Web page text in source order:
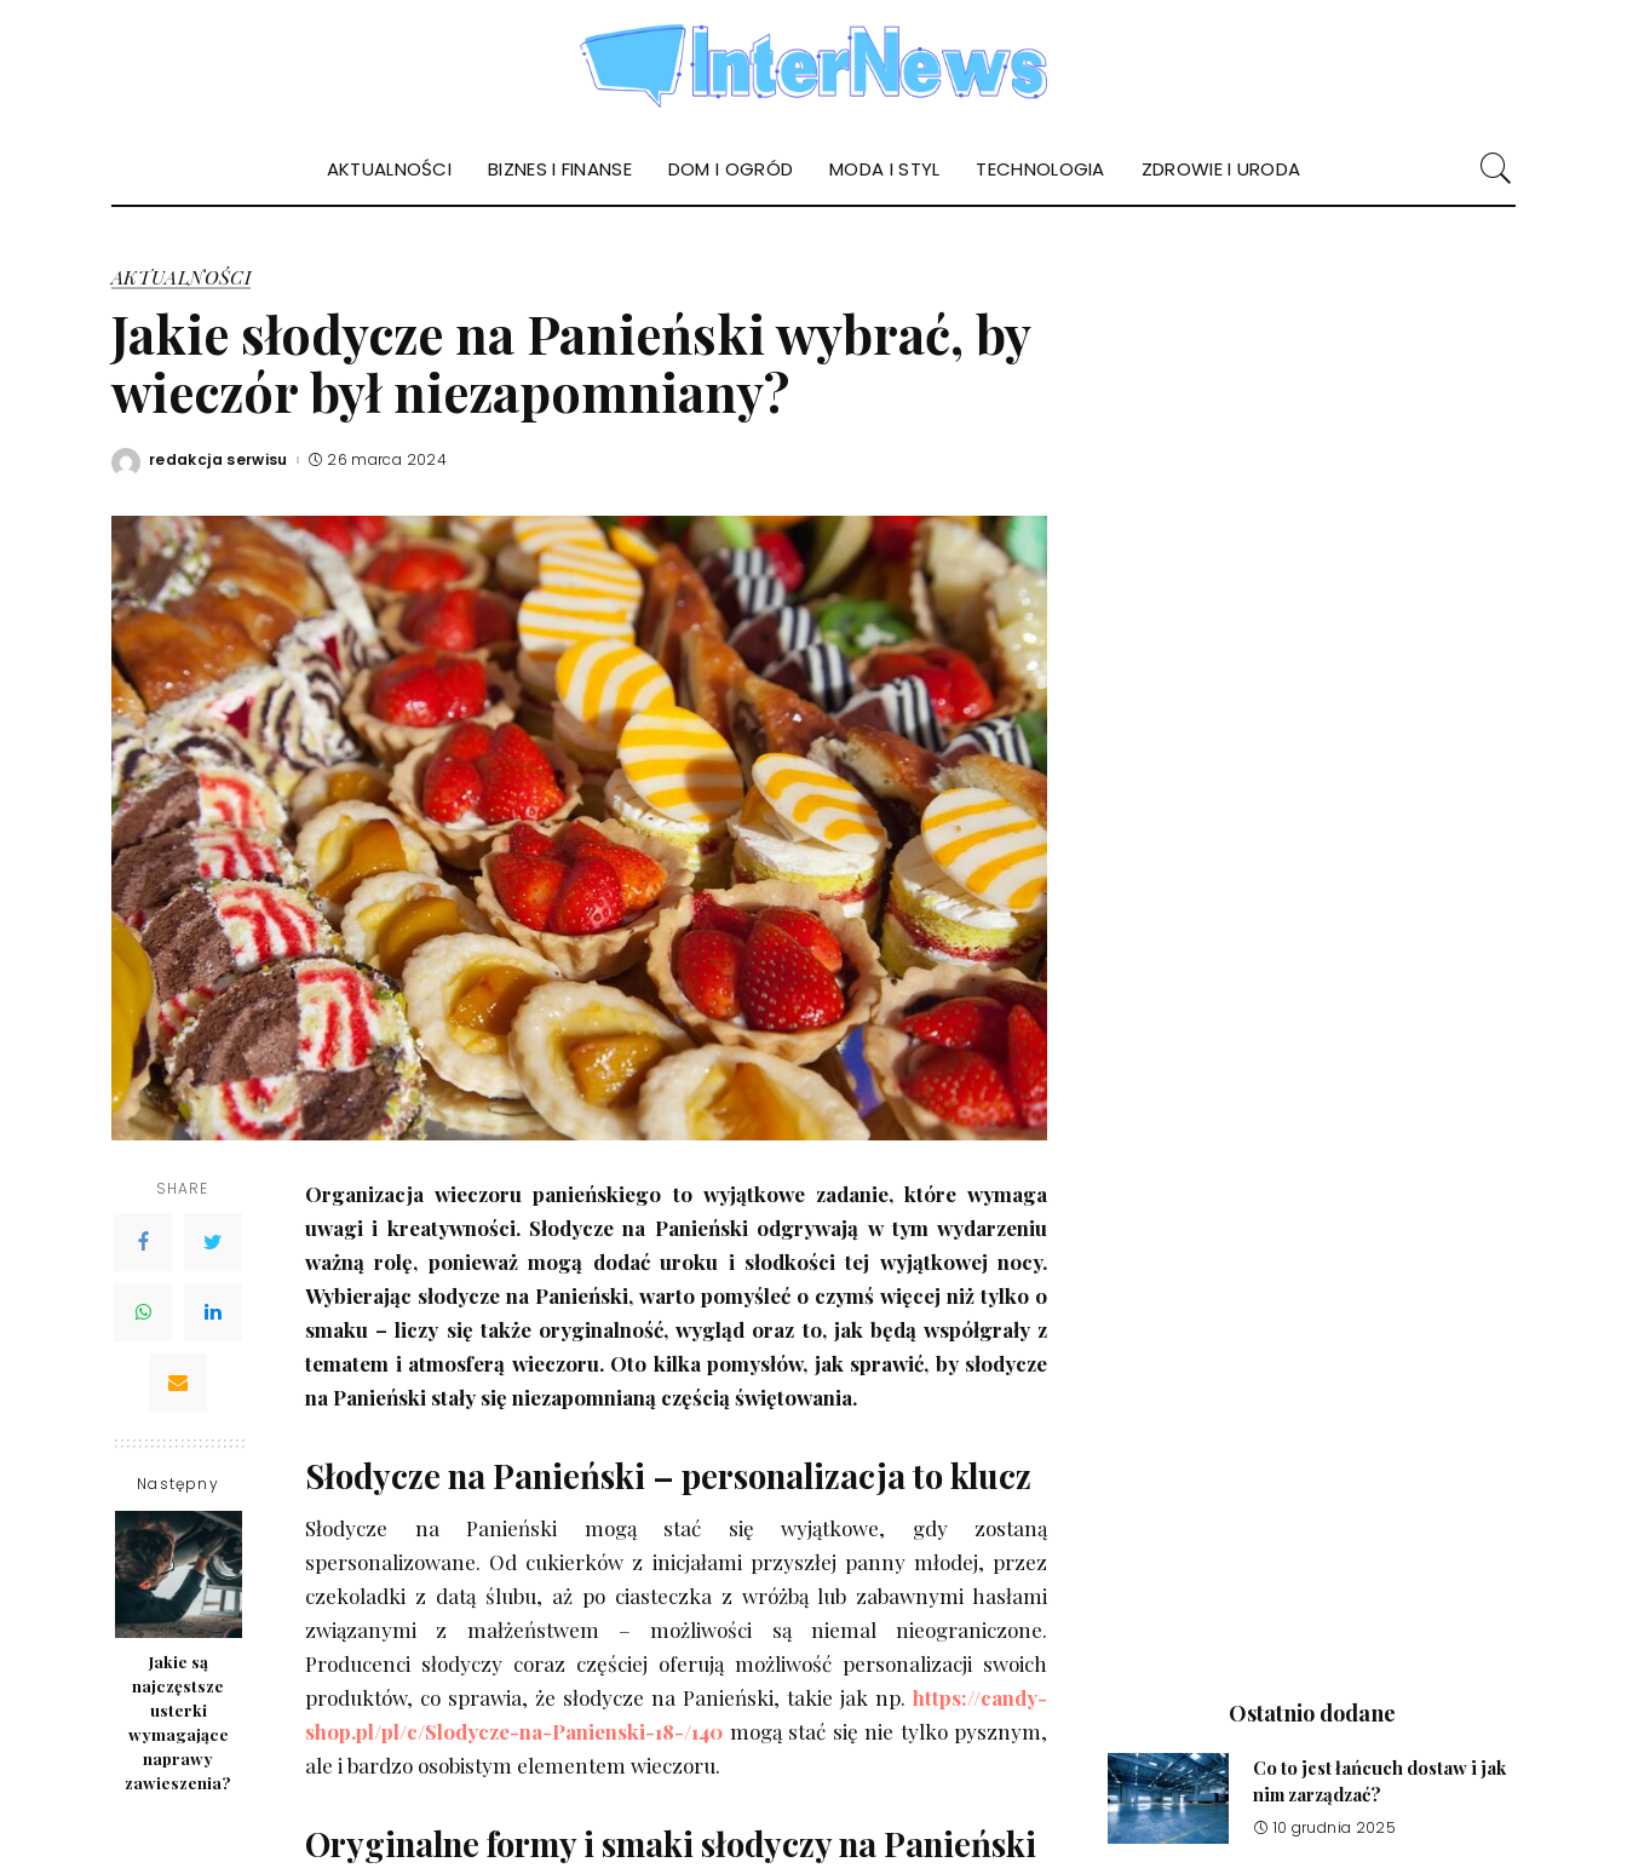
AKTUALNOŚCI BIZNES I FINANSE DOM I OGRÓD MODA I STYL TECHNOLOGIA ZDROWIE I URODA
AKTUALNOŚCI
Jakie słodycze na Panieński wybrać, by
wieczór był niezapomniany?
Posted
redakcja serwisu 26 marca 2024
SHARE
Następny
Jakie są
najczęstsze
usterki
wymagające
naprawy
zawieszenia?
Organizacja wieczoru panieńskiego to wyjątkowe zadanie, które wymaga
uwagi i kreatywności. Słodycze na Panieński odgrywają w tym wydarzeniu
ważną rolę, ponieważ mogą dodać uroku i słodkości tej wyjątkowej nocy.
Wybierając słodycze na Panieński, warto pomyśleć o czymś więcej niż tylko o
smaku – liczy się także oryginalność, wygląd oraz to, jak będą współgrały z
tematem i atmosferą wieczoru. Oto kilka pomysłów, jak sprawić, by słodycze
na Panieński stały się niezapomnianą częścią świętowania.
Słodycze na Panieński – personalizacja to klucz
Słodycze na Panieński mogą stać się wyjątkowe, gdy zostaną
spersonalizowane. Od cukierków z inicjałami przyszłej panny młodej, przez
czekoladki z datą ślubu, aż po ciasteczka z wróżbą lub zabawnymi hasłami
związanymi z małżeństwem – możliwości są niemal nieograniczone.
Producenci słodyczy coraz częściej oferują możliwość personalizacji swoich
produktów, co sprawia, że słodycze na Panieński, takie jak np.https://candy-
shop.pl/pl/c/Slodycze-na-Panienski-18-/140 mogą stać się nie tylko pysznym,
ale i bardzo osobistym elementem wieczoru.
Oryginalne formy i smaki słodyczy na Panieński
Ostatnio dodane
Co to jest łańcuch dostaw i jak
nim zarządzać?
10 grudnia 2025